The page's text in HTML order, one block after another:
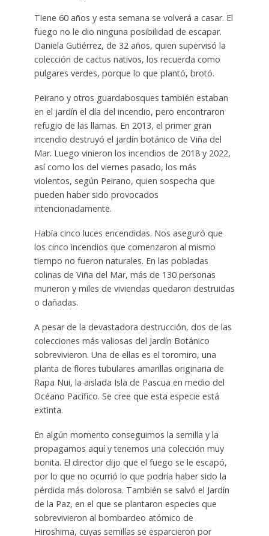
Tiene 60 años y esta semana se volverá a casar. El
fuego no le dio ninguna posibilidad de escapar.
Daniela Gutiérrez, de 32 años, quien supervisó la
colección de cactus nativos, los recuerda como
pulgares verdes, porque lo que plantó, brotó.
Peirano y otros guardabosques también estaban
en el jardín el día del incendio, pero encontraron
refugio de las llamas. En 2013, el primer gran
incendio destruyó el jardín botánico de Viña del
Mar. Luego vinieron los incendios de 2018 y 2022,
así como los del viernes pasado, los más
violentos, según Peirano, quien sospecha que
pueden haber sido provocados
intencionadamente.
Había cinco luces encendidas. Nos aseguró que
los cinco incendios que comenzaron al mismo
tiempo no fueron naturales. En las pobladas
colinas de Viña del Mar, más de 130 personas
murieron y miles de viviendas quedaron destruidas
o dañadas.
A pesar de la devastadora destrucción, dos de las
colecciones más valiosas del Jardín Botánico
sobrevivieron. Una de ellas es el toromiro, una
planta de flores tubulares amarillas originaria de
Rapa Nui, la aislada Isla de Pascua en medio del
Océano Pacífico. Se cree que esta especie está
extinta.
En algún momento conseguimos la semilla y la
propagamos aquí y tenemos una colección muy
bonita. El director dijo que el fuego se le escapó,
por lo que no ocurrió lo que podría haber sido la
pérdida más dolorosa. También se salvó el Jardín
de la Paz, en el que se plantaron especies que
sobrevivieron al bombardeo atómico de
Hiroshima, cuyas semillas se esparcieron por